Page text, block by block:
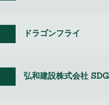
ドラゴンフライ
弘和建設株式会社